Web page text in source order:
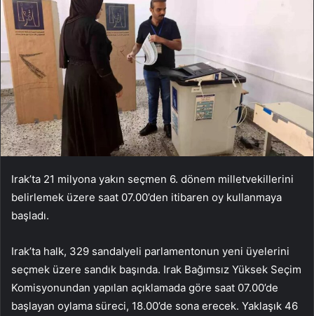
Irak’ta 21 milyona yakın seçmen 6. dönem milletvekillerini
belirlemek üzere saat 07.00’den itibaren oy kullanmaya
başladı.
Irak’ta halk, 329 sandalyeli parlamentonun yeni üyelerini
seçmek üzere sandık başında. Irak Bağımsız Yüksek Seçim
Komisyonundan yapılan açıklamada göre saat 07.00’de
başlayan oylama süreci, 18.00’de sona erecek. Yaklaşık 46